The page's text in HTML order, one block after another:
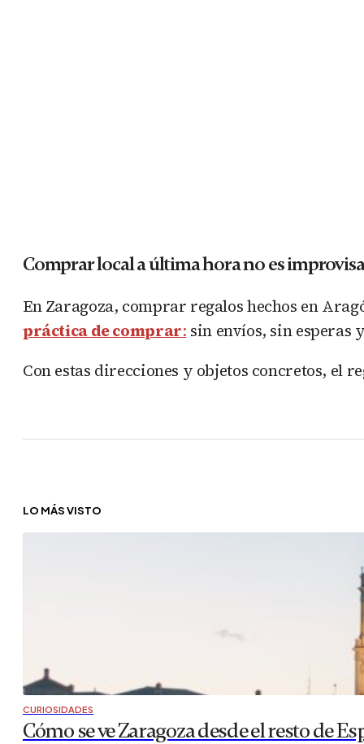
Comprar local a última hora no es
En Zaragoza, comprar regalos hechos en
práctica de comprar: sin envíos, sin esperas
Con estas direcciones y objetos concretos, el
LO MÁS VISTO
CURIOSIDADES
Cómo se ve Zaragoza desde el resto de